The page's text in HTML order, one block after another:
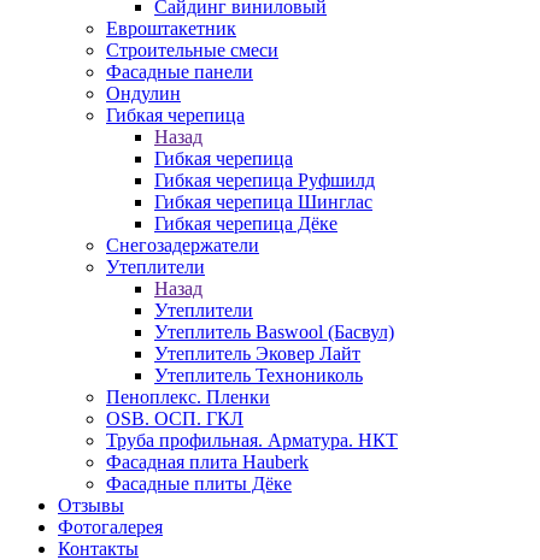
Сайдинг виниловый
Евроштакетник
Строительные смеси
Фасадные панели
Ондулин
Гибкая черепица
Назад
Гибкая черепица
Гибкая черепица Руфшилд
Гибкая черепица Шинглас
Гибкая черепица Дёке
Снегозадержатели
Утеплители
Назад
Утеплители
Утеплитель Baswool (Басвул)
Утеплитель Эковер Лайт
Утеплитель Технониколь
Пеноплекс. Пленки
OSB. ОСП. ГКЛ
Труба профильная. Арматура. НКТ
Фасадная плита Hauberk
Фасадные плиты Дёке
Отзывы
Фотогалерея
Контакты